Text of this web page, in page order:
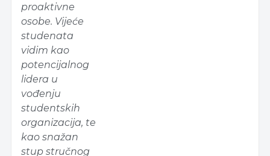
proaktivne
osobe. Vijeće
studenata
vidim kao
potencijalnog
lidera u
vođenju
studentskih
organizacija, te
kao snažan
stup stručnog